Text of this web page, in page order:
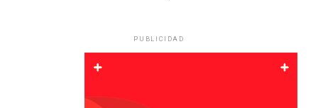
palabras más difíciles de
toda mi carrera».
Otamendi recordó que desde niño soñó con vestir la
PUBLICIDAD